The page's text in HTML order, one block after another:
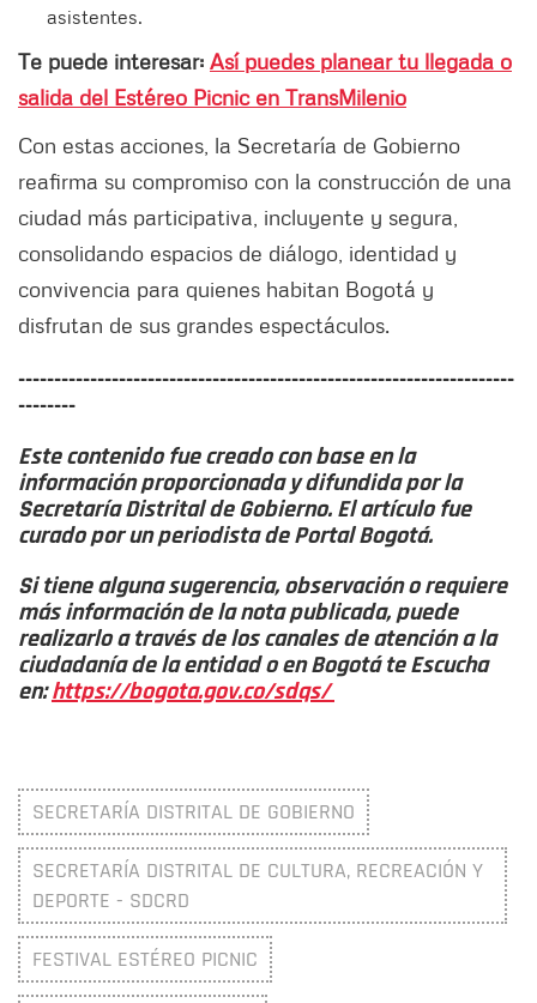
asistentes.
Te puede interesar: Así puedes planear tu llegada o
salida del Estéreo Picnic en TransMilenio
Con estas acciones, la Secretaría de Gobierno
reafirma su compromiso con la construcción de una
ciudad más participativa, incluyente y segura,
consolidando espacios de diálogo, identidad y
convivencia para quienes habitan Bogotá y
disfrutan de sus grandes espectáculos.
---------------------------------------------------------------------
--------
Este contenido fue creado con base en la
información proporcionada y difundida por la
Secretaría Distrital de Gobierno. El artículo fue
curado por un periodista de Portal Bogotá.
Si tiene alguna sugerencia, observación o requiere
más información de la nota publicada, puede
realizarlo a través de los canales de atención a la
ciudadanía de la entidad o en Bogotá te Escucha
en:https://bogota.gov.co/sdqs/
SECRETARÍA DISTRITAL DE GOBIERNO
SECRETARÍA DISTRITAL DE CULTURA, RECREACIÓN Y
DEPORTE - SDCRD
FESTIVAL ESTÉREO PICNIC